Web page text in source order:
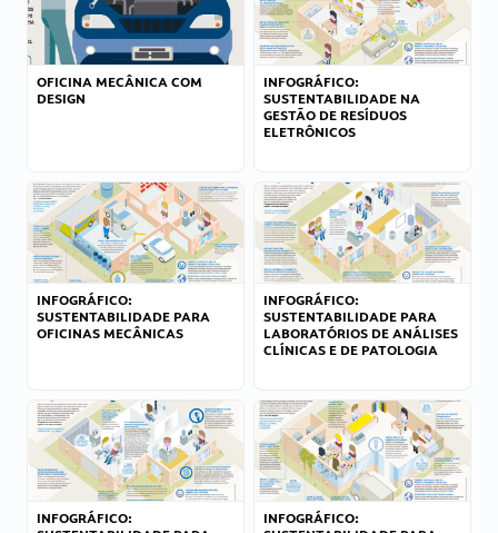
OFICINA MECÂNICA COM
DESIGN
INFOGRÁFICO:
SUSTENTABILIDADE NA
GESTÃO DE RESÍDUOS
ELETRÔNICOS
INFOGRÁFICO:
SUSTENTABILIDADE PARA
OFICINAS MECÂNICAS
INFOGRÁFICO:
SUSTENTABILIDADE PARA
LABORATÓRIOS DE ANÁLISES
CLÍNICAS E DE PATOLOGIA
INFOGRÁFICO:
INFOGRÁFICO: